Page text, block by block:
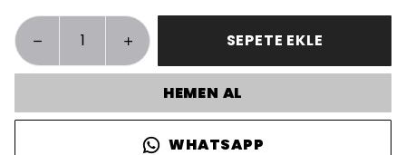
SEPETE EKLE
HEMEN AL
WHATSAPP